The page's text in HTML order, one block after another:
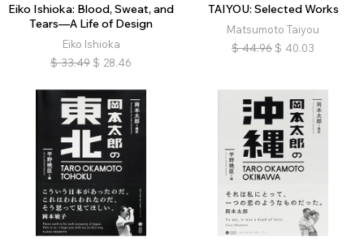
Eiko Ishioka: Blood, Sweat, and
Tears—A Life of Design
Eiko Ishioka
$ 33.49 $ 28.46
TAIYOU: Selected Works
Matsumoto Taiyou
$ 44.96 $ 40.03